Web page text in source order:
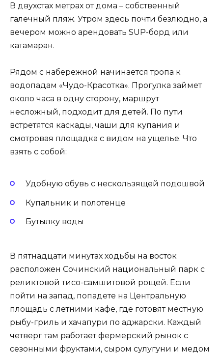
В двухстах метрах от дома – собственный
галечный пляж. Утром здесь почти безлюдно, а
вечером можно арендовать SUP-борд или
катамаран.
Рядом с набережной начинается тропа к
водопадам «Чудо-Красотка». Прогулка займет
около часа в одну сторону, маршрут
несложный, подходит для детей. По пути
встретятся каскады, чаши для купания и
смотровая площадка с видом на ущелье. Что
взять с собой:
Удобную обувь с нескользящей подошвой
Купальник и полотенце
Бутылку воды
В пятнадцати минутах ходьбы на восток
расположен Сочинский национальный парк с
реликтовой тисо-самшитовой рощей. Если
пойти на запад, попадете на Центральную
площадь с летними кафе, где готовят местную
рыбу-гриль и хачапури по аджарски. Каждый
четверг там работает фермерский рынок с
сезонными фруктами, сыром сулугуни и медом